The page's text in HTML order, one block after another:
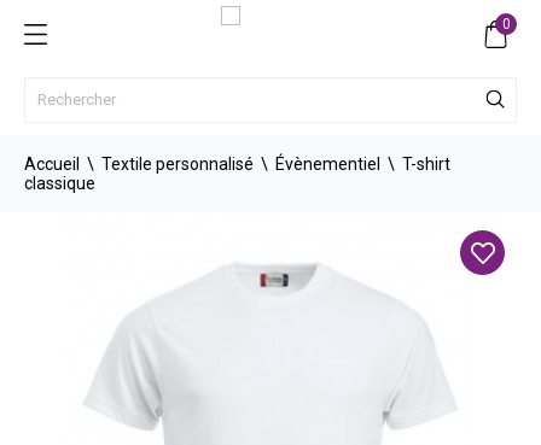
0
Accueil Textile personnalisé Évènementiel
T-shirt
classique